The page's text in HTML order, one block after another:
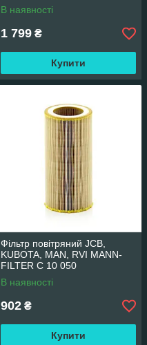
В наявності
1 799 ₴
Купити
Фільтр повітряний JCB,
KUBOTA, MAN, RVI MANN-
FILTER C 10 050
В наявності
902 ₴
Купити